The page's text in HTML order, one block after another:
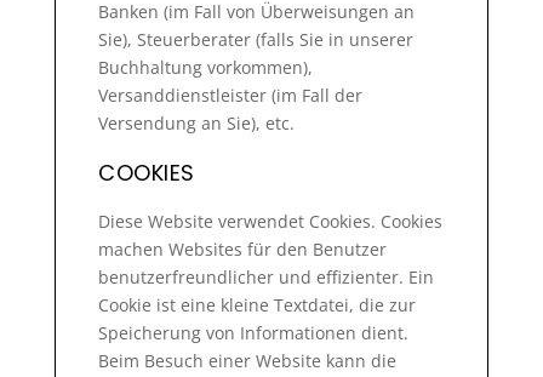
Banken (im Fall von Überweisungen an
Sie), Steuerberater (falls Sie in unserer
Buchhaltung vorkommen),
Versanddienstleister (im Fall der
Versendung an Sie), etc.
COOKIES
Diese Website verwendet Cookies. Cookies
machen Websites für den Benutzer
benutzerfreundlicher und effizienter. Ein
Cookie ist eine kleine Textdatei, die zur
Speicherung von Informationen dient.
Beim Besuch einer Website kann die